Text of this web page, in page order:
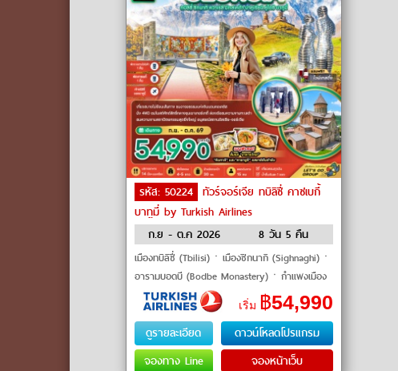
รหัส: 50224 ทัวร์จอร์เจีย ทบิลิซี่ คาซเบกี้
บาทูมี่ by Turkish Airlines
ก.ย - ต.ค 2026
8 วัน 5 คืน
เมืองทบิลิซี่ (Tbilisi)ㆍเมืองซิกนากิ (Sighnaghi)ㆍ
อารามบอดบี (Bodbe Monastery)ㆍกำแพงเมือง
โบราณ (Sighnaghi Wall)ㆍเมืองควาเรลี
(Kvareli)ㆍลิ้มรสไวน์�
เริ่ม ฿54,990
ดูรายละเอียด
ดาวน์โหลดโปรแกรม
จองทาง Line
จองหน้าเว็บ